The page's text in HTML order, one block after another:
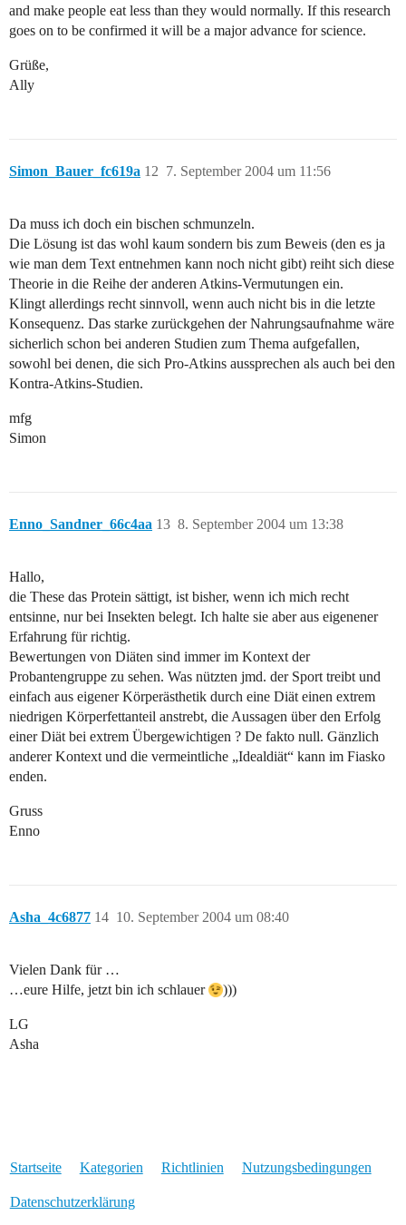
and make people eat less than they would normally. If this research
goes on to be confirmed it will be a major advance for science.
Grüße,
Ally
Simon_Bauer_fc619a 7. September 2004 um 11:56
12
Da muss ich doch ein bischen schmunzeln.
Die Lösung ist das wohl kaum sondern bis zum Beweis (den es ja
wie man dem Text entnehmen kann noch nicht gibt) reiht sich diese
Theorie in die Reihe der anderen Atkins-Vermutungen ein.
Klingt allerdings recht sinnvoll, wenn auch nicht bis in die letzte
Konsequenz. Das starke zurückgehen der Nahrungsaufnahme wäre
sicherlich schon bei anderen Studien zum Thema aufgefallen,
sowohl bei denen, die sich Pro-Atkins aussprechen als auch bei den
Kontra-Atkins-Studien.
mfg
Simon
Enno_Sandner_66c4aa 8. September 2004 um 13:38
13
Hallo,
die These das Protein sättigt, ist bisher, wenn ich mich recht
entsinne, nur bei Insekten belegt. Ich halte sie aber aus eigenener
Erfahrung für richtig.
Bewertungen von Diäten sind immer im Kontext der
Probantengruppe zu sehen. Was nützten jmd. der Sport treibt und
einfach aus eigener Körperästhetik durch eine Diät einen extrem
niedrigen Körperfettanteil anstrebt, die Aussagen über den Erfolg
einer Diät bei extrem Übergewichtigen ? De fakto null. Gänzlich
anderer Kontext und die vermeintliche „Idealdiät“ kann im Fiasko
enden.
Gruss
Enno
Asha_4c6877 10. September 2004 um 08:40
14
Vielen Dank für …
…eure Hilfe, jetzt bin ich schlauer
)))
LG
Asha
Startseite Kategorien Richtlinien Nutzungsbedingungen
Datenschutzerklärung